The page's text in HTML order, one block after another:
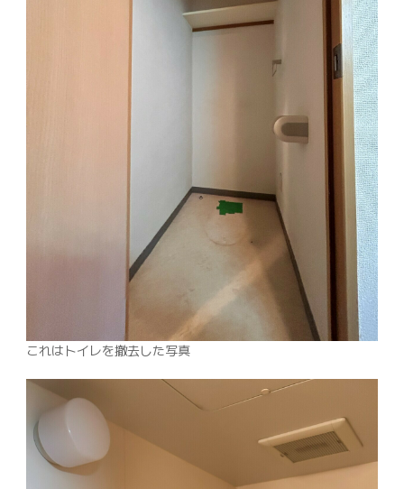
これはトイレを撤去した写真